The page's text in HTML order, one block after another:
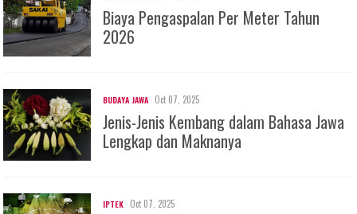
Biaya Pengaspalan Per Meter Tahun
2026
BUDAYA JAWA Oct 07, 2025
Jenis-Jenis Kembang dalam Bahasa Jawa
Lengkap dan Maknanya
IPTEK Oct 07, 2025